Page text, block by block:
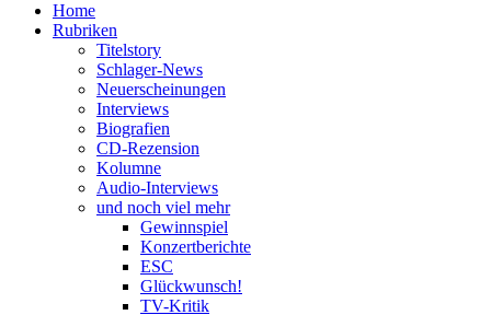
Home
Rubriken
Titelstory
Schlager-News
Neuerscheinungen
Interviews
Biografien
CD-Rezension
Kolumne
Audio-Interviews
und noch viel mehr
Gewinnspiel
Konzertberichte
ESC
Glückwunsch!
TV-Kritik